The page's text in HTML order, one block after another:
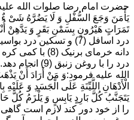
حضرت امام رضا صلوات الله
یَأْمَنَ وَجَعَ السُّفْلِ وَ لَا یَضُرَّهُ شَیْ ءٌ
تَمَرَاتٍ هَیْرُونٍ بِسَمْنِ بَقَرٍ وَ یَدَّهِنْ
درد اسافل (7) و تسکین
دانه خرمای
درد را با روغن
الله علیه فرمود:وَ مَنْ أَرَادَ أَنْ
الْأَدْهَانِ اللَّیِّنَةِ عَلَى الْجَسَدِ وَ عَلَیْهِ
یَتَجَنَّبُ کُلَّ بَارِدٍ یَابِسٍ وَ یَلْزَمُ کُلَّ